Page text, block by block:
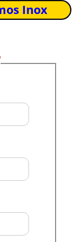
Inox